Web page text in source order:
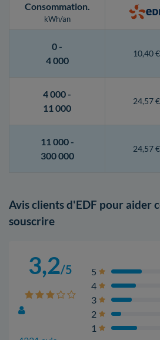
Consommation.
kWh/an
0 -
4 000
10,40 €
4 000 -
11 000
24,57 €
11 000 -
300 000
24,57 €
Avis clients d'EDF pour aider
souscrire
3,2/5 5
4
3
2
1